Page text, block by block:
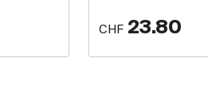
CHF 23.80